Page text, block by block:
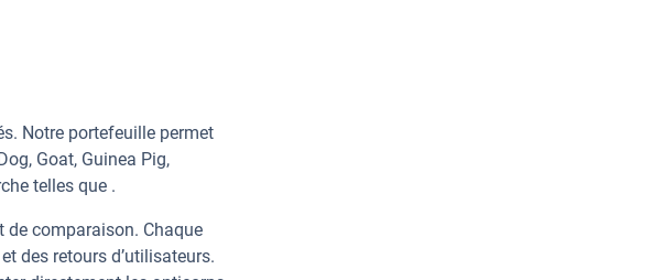
Notre portefeuille permet
Goat, Guinea Pig,
telles que .
de comparaison. Chaque
des retours d’utilisateurs.